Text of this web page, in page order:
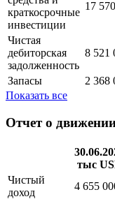
краткосрочные
инвестиции
17
Чистая
дебиторская
задолженность
8 521
Запасы 2 368
Показать все
Отчет о
тыс
Чистый
доход
4 655